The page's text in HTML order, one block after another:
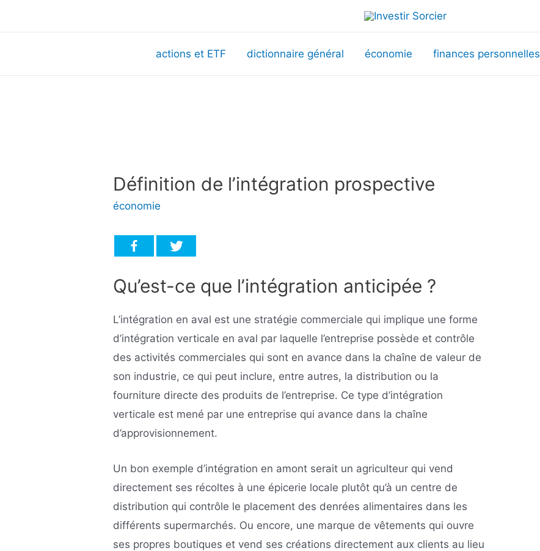
actions et ETF dictionnaire général économie finances personnelles
Définition de l’intégration prospective
économie
Qu’est-ce que l’intégration anticipée ?
L’intégration en aval est une stratégie commerciale qui implique une forme
d’intégration verticale en aval par laquelle l’entreprise possède et contrôle
des activités commerciales qui sont en avance dans la chaîne de valeur de
son industrie, ce qui peut inclure, entre autres, la distribution ou la
fourniture directe des produits de l’entreprise. Ce type d’intégration
verticale est mené par une entreprise qui avance dans la chaîne
d’approvisionnement.
Un bon exemple d’intégration en amont serait un agriculteur qui vend
directement ses récoltes à une épicerie locale plutôt qu’à un centre de
distribution qui contrôle le placement des denrées alimentaires dans les
différents supermarchés. Ou encore, une marque de vêtements qui ouvre
ses propres boutiques et vend ses créations directement aux clients au lieu